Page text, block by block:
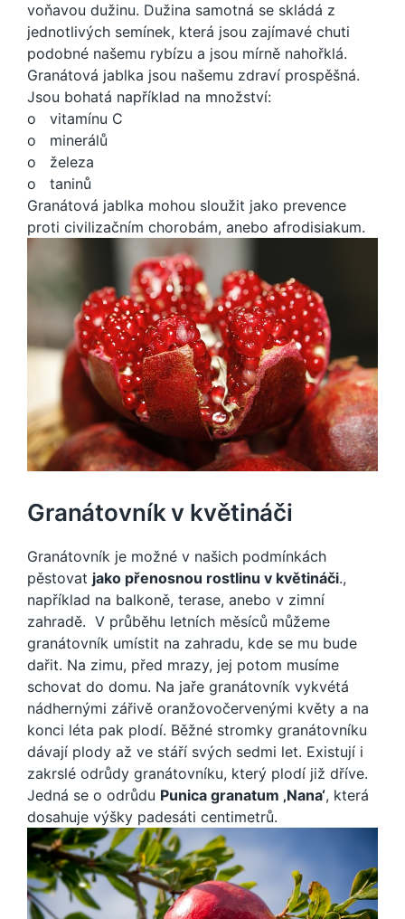
voňavou dužinu. Dužina samotná se skládá z
jednotlivých semínek, která jsou zajímavé chuti
podobné našemu rybízu a jsou mírně nahořklá.
Granátová jablka jsou našemu zdraví prospěšná.
Jsou bohatá například na množství:
o vitamínu C
o minerálů
o železa
o taninů
Granátová jablka mohou sloužit jako prevence
proti civilizačním chorobám, anebo afrodisiakum.
Granátovník v květináči
Granátovník je možné v našich podmínkách
pěstovat jako přenosnou rostlinu v květináči.,
například na balkoně, terase, anebo v zimní
zahradě. V průběhu letních měsíců můžeme
granátovník umístit na zahradu, kde se mu bude
dařit. Na zimu, před mrazy, jej potom musíme
schovat do domu. Na jaře granátovník vykvétá
nádhernými zářivě oranžovočervenými květy a na
konci léta pak plodí. Běžné stromky granátovníku
dávají plody až ve stáří svých sedmi let. Existují i
zakrslé odrůdy granátovníku, který plodí již dříve.
Jedná se o odrůdu Punica granatum ‚Nana‘, která
dosahuje výšky padesáti centimetrů.